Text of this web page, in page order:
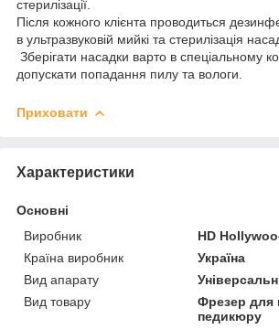
стерилізації.
Після кожного клієнта проводиться
в ультразвуковій мийкі та стерилізація
Зберігати насадки варто в спеціальному
допускати попадання пилу та вологи.
Приховати
Характеристики
Основні
Виробник
HD
Країна виробник
Україна
Вид апарату
Вид товару
Фрезер для
педикюру